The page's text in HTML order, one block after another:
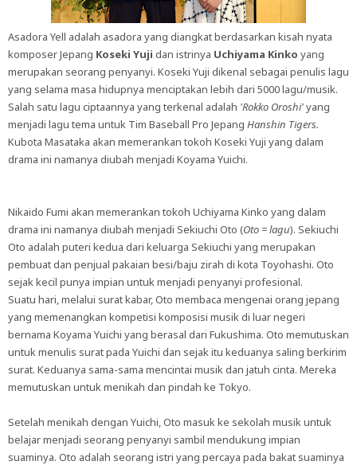
Asadora Yell adalah asadora yang diangkat berdasarkan kisah nyata
komposer Jepang Koseki Yuji dan istrinya Uchiyama Kinko yang
merupakan seorang penyanyi. Koseki Yuji dikenal sebagai penulis lagu
yang selama masa hidupnya menciptakan lebih dari 5000 lagu/musik.
Salah satu lagu ciptaannya yang terkenal adalah 'Rokko Oroshi'yang
menjadi lagu tema untuk Tim Baseball Pro Jepang Hanshin Tigers.
Kubota Masataka akan memerankan tokoh Koseki Yuji yang dalam
drama ini namanya diubah menjadi Koyama Yuichi.
Nikaido Fumi akan memerankan tokoh Uchiyama Kinko yang dalam
drama ini namanya diubah menjadi Sekiuchi Oto (Oto = lagu). Sekiuchi
Oto adalah puteri kedua dari keluarga Sekiuchi yang merupakan
pembuat dan penjual pakaian besi/baju zirah di kota Toyohashi. Oto
sejak kecil punya impian untuk menjadi penyanyi profesional.
Suatu hari, melalui surat kabar, Oto membaca mengenai orang jepang
yang memenangkan kompetisi komposisi musik di luar negeri
bernama Koyama Yuichi yang berasal dari Fukushima. Oto memutuskan
untuk menulis surat pada Yuichi dan sejak itu keduanya saling berkirim
surat. Keduanya sama-sama mencintai musik dan jatuh cinta. Mereka
memutuskan untuk menikah dan pindah ke Tokyo.
Setelah menikah dengan Yuichi, Oto masuk ke sekolah musik untuk
belajar menjadi seorang penyanyi sambil mendukung impian
suaminya. Oto adalah seorang istri yang percaya pada bakat suaminya